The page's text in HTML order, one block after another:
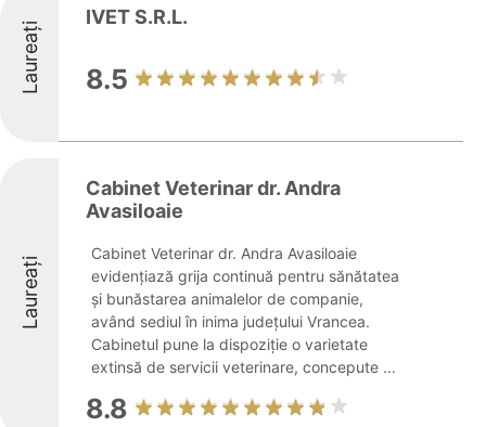
Laureați
IVET S.R.L.
8.5
Laureați
Cabinet Veterinar dr. Andra
Avasiloaie
Cabinet Veterinar dr. Andra Avasiloaie
evidențiază grija continuă pentru sănătatea
și bunăstarea animalelor de companie,
având sediul în inima județului Vrancea.
Cabinetul pune la dispoziție o varietate
extinsă de servicii veterinare, concepute ...
8.8